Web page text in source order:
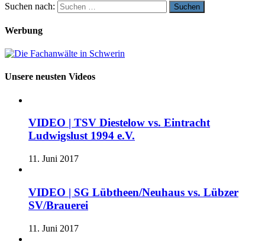
Suchen nach:
Werbung
Unsere neusten Videos
VIDEO | TSV Diestelow vs. Eintracht
Ludwigslust 1994 e.V.
11. Juni 2017
VIDEO | SG Lübtheen/Neuhaus vs. Lübzer
SV/Brauerei
11. Juni 2017